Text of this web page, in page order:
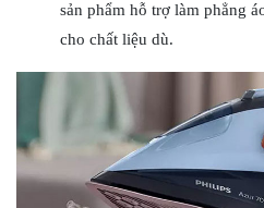
sản phẩm hỗ trợ làm phẳng
cho chất liệu dù.